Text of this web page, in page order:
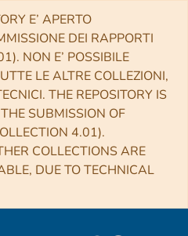
E’ APERTO
DEI RAPPORTI
NON E’ POSSIBILE
LE ALTRE COLLEZIONI,
THE REPOSITORY IS
SUBMISSION OF
4.01).
COLLECTIONS ARE
DUE TO TECHNICAL